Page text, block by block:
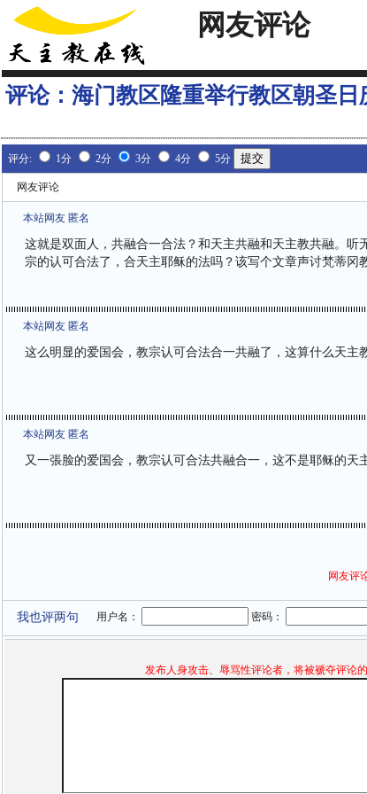
网友评论
评论： 海门教区隆重举行教区朝圣日
评分: 1分 2分 3分 4分 5分
网友评论
本站网友 匿名
这就是双面人，共融合一合法？和天主共融和天主教共融。
宗的认可合法了，合天主耶稣的法吗？该写个文章声讨梵蒂冈
本站网友 匿名
这么明显的爱国会，教宗认可合法合一共融了，这算什么天主
本站网友 匿名
又一張脸的爱国会，教宗认可合法共融合一，这不是耶稣的天
网友评
我也评两句 用户名： 密码：
发布人身攻击、辱骂性评论者，将被褫夺评论的